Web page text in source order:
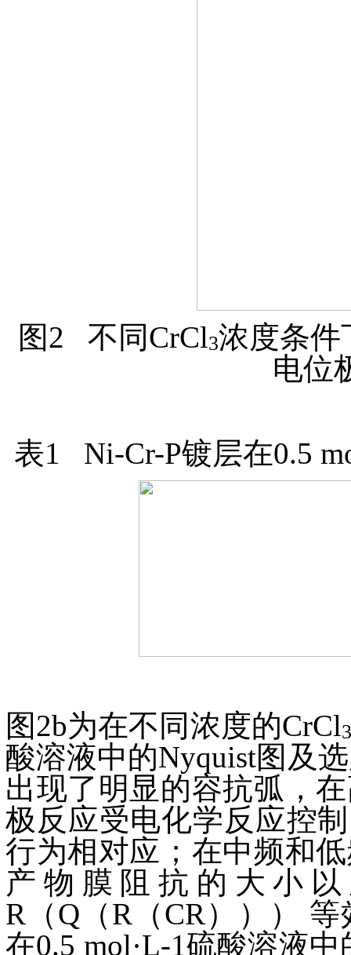
图2 不同CrCl3浓度条件
电位
表1 Ni-Cr-P镀层在0.5
图2b为在不同浓度的CrCl3
酸溶液中的Nyquist图及
出现了明显的容抗弧，
极反应受电化学反应控
行为相对应；在中频和
产物膜阻抗的大小
R（Q（R（CR）））
在0.5 mol·L-1硫酸溶液